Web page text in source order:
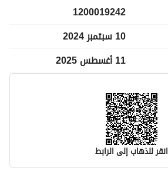
1200019242
10 سبتمبر 2024
11 أغسطس 2025
انقر للذهاب إلى الرابط